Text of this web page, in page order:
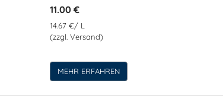
11.00 €
14.67 €/ L
(zzgl. Versand)
MEHR ERFAHREN